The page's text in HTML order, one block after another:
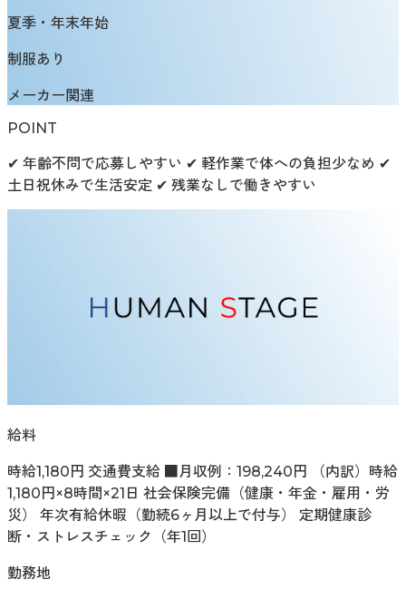
夏季・年末年始
制服あり
メーカー関連
POINT
✔ 年齢不問で応募しやすい ✔ 軽作業で体への負担少なめ ✔
土日祝休みで生活安定 ✔ 残業なしで働きやすい
給料
時給1,180円 交通費支給 ■月収例：198,240円 （内訳）時給
1,180円×8時間×21日 社会保険完備（健康・年金・雇用・労
災） 年次有給休暇（勤続6ヶ月以上で付与） 定期健康診
断・ストレスチェック（年1回）
勤務地